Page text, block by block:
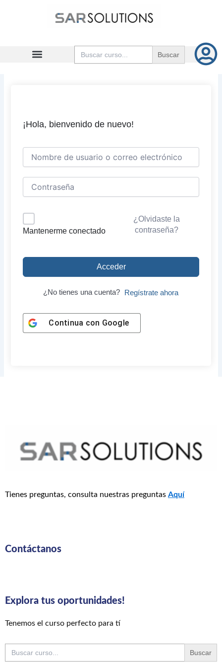
Buscar:
¡Hola, bienvenido de nuevo!
Mantenerme conectado
¿Olvidaste la
contraseña?
Acceder
¿No tienes una cuenta? Regístrate ahora
Continua con Google
Tienes preguntas, consulta nuestras preguntas Aquí
Contáctanos
Explora tus oportunidades!
Tenemos el curso perfecto para tí
Buscar: